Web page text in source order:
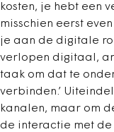
kosten, je hebt een
misschien eerst
je aan de digitale
verlopen digitaal,
taak om dat te
verbinden.’
kanalen, maar om
de interactie met de